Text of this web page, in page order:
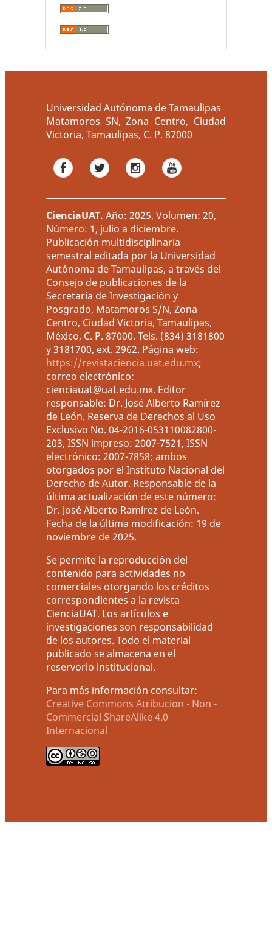
Universidad Autónoma de Tamaulipas
Matamoros SN, Zona Centro, Ciudad
Victoria, Tamaulipas, C. P. 87000
CienciaUAT. Año: 2025, Volumen: 20,
Número: 1, julio a diciembre.
Publicación multidisciplinaria
semestral editada por la Universidad
Autónoma de Tamaulipas, a través del
Consejo de publicaciones de la
Secretaría de Investigación y
Posgrado, Matamoros S/N, Zona
Centro, Ciudad Victoria, Tamaulipas,
México, C. P. 87000. Tels. (834) 3181800
y 3181700, ext. 2962. Página web:
https://revistaciencia.uat.edu.mx;
correo electrónico:
cienciauat@uat.edu.mx. Editor
responsable: Dr. José Alberto Ramírez
de León. Reserva de Derechos al Uso
Exclusivo No. 04-2016-053110082800-
203, ISSN impreso: 2007-7521, ISSN
electrónico: 2007-7858; ambos
otorgados por el Instituto Nacional del
Derecho de Autor. Responsable de la
última actualización de este número:
Dr. José Alberto Ramírez de León.
Fecha de la última modificación: 19 de
noviembre de 2025.
Se permite la reproducción del
contenido para actividades no
comerciales otorgando los créditos
correspondientes a la revista
CienciaUAT. Los artículos e
investigaciones son responsabilidad
de los autores. Todo el material
publicado se almacena en el
reservorio institucional.
Para más información consultar:
Creative Commons Atribucion - Non -
Commercial ShareAlike 4.0
Internacional